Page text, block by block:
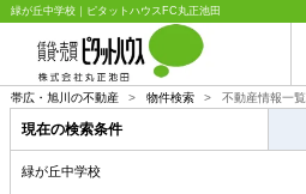
緑が丘中学校｜ピタットハウスFC丸正池田
帯広・旭川の不動産 > 物件検索 > 不動産情報一覧
現在の検索条件
緑が丘中学校